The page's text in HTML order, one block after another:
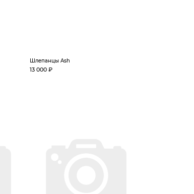
Шлепанцы Ash
13 000 ₽